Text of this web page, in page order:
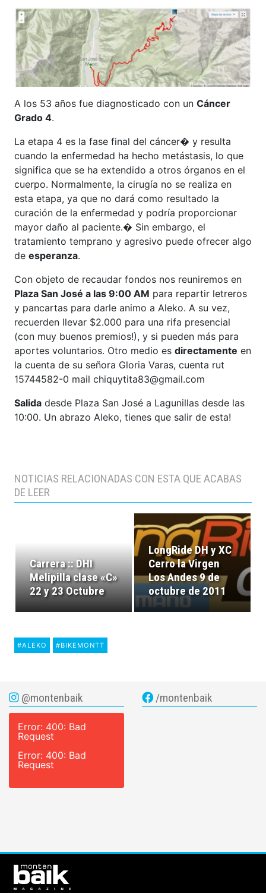
A los 53 años fue diagnosticado con un Cáncer
Grado 4.
La etapa 4 es la fase final del cáncer� y resulta
cuando la enfermedad ha hecho metástasis, lo que
significa que se ha extendido a otros órganos en el
cuerpo. Normalmente, la cirugía no se realiza en
esta etapa, ya que no dará como resultado la
curación de la enfermedad y podría proporcionar
mayor daño al paciente.� Sin embargo, el
tratamiento temprano y agresivo puede ofrecer algo
de esperanza.
Con objeto de recaudar fondos nos reuniremos en
Plaza San José a las 9:00 AM para repartir letreros
y pancartas para darle animo a Aleko. A su vez,
recuerden llevar $2.000 para una rifa presencial
(con muy buenos premios!), y si pueden más para
aportes voluntarios. Otro medio es directamente en
la cuenta de su señora Gloria Varas, cuenta rut
15744582-0 mail chiquytita83@gmail.com
Salida desde Plaza San José a Lagunillas desde las
10:00. Un abrazo Aleko, tienes que salir de esta!
NOTICIAS RELACIONADAS CON ESTA QUE ACABAS
DE LEER
Carrera :: DHI
Melipilla clase «C»
22 y 23 Octubre
LongRide DH y XC
Cerro la Virgen
Los Andes 9 de
octubre de 2011
#ALEKO #BIKEMONTT
@montenbaik
Error: 400: Bad
Request
Error: 400: Bad
Request
/montenbaik